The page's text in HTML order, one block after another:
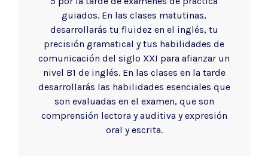
guiados. En las clases matutinas,
desarrollarás tu fluidez en el inglés, tu
precisión gramatical y tus habilidades de
comunicación del siglo XXI para afianzar un
nivel B1 de inglés. En las clases en la tarde
desarrollarás las habilidades esenciales que
son evaluadas en el examen, que son
comprensión lectora y auditiva y expresión
oral y escrita.